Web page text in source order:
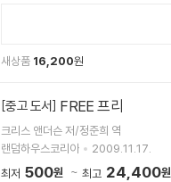
새상품 16,200원
[중고 도서] FREE 프리
크리스 앤더슨 저/정준희 역
랜덤하우스코리아
2009.11.17.
최저 500원 최고 24,400원